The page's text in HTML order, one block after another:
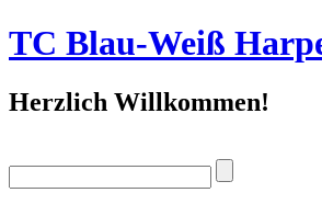
TC Blau-Weiß
Herzlich Willkommen!